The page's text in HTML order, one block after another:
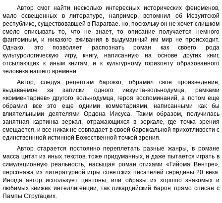
Автор смог найти несколько интересных исторических феноменов,
мало освещенных в литературе, например, вспомнил об Иезуитской
республике, существовавшей в Парагвае. но, поскольку он не хочет слишком
смело описывать то, что не знает, то описание получается немного
фантомным, и никакого вживания в выдуманный им мир не происходит.
Однако, это позволяет распознать роман как своего рода
культурологическую игру, книгу, написанную на основе других книг,
отсылающих к иным книгам, и к культурному горизонту образованного
человека нашего времени.
Автор, следуя рецептам барокко, обрамил свое произведение,
выдаваемое за записки одного иезуита-вольнодумца, рамками
«комментариев» другого вольнодумца, героя воспоминаний, а потом еще
обрамил все это еще одними комметариями, написанными как бы
влиятельными деятелями Ордена Иисуса. Таким образом, получилась
занятная картинка зеркал, отражающихся в зеркале, где точка зрения
смещается, и все никак не совпадает в своей бароккальной прихотливости с
единственнной истинной Божественной точкой зрения.
Автор старается постоянно переплетать разные жанры, в романе
масса цитат из иных текстов, тоже придуманных, и даже пытается играть в
симуляционную реальность, насыщая роман стихами «Гийома Вентре»,
персонажа из литературной игры советских писателей середины 20 века.
Иногда автор использует центоны, или образы из хорошо знакомых и
любимых книжек интеллигенции, так пикардийский барон прямо списан с
Пампы Стругацких.